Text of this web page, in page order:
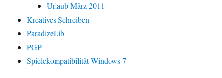
Urlaub März 2011
Kreatives Schreiben
ParadizeLib
PGP
Spielekompatibilität Windows 7